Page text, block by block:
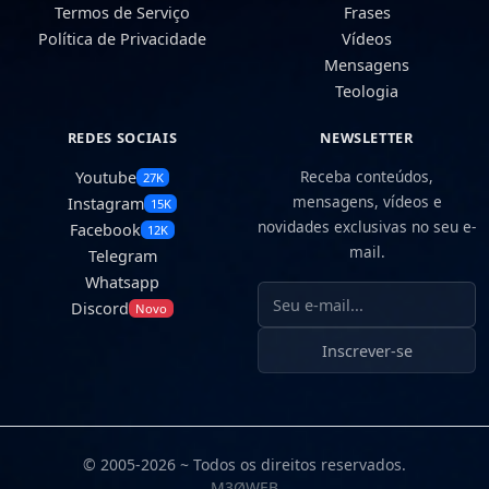
Termos de Serviço
Política de Privacidade
Frases
Vídeos
Mensagens
Teologia
REDES SOCIAIS
Youtube 27K
Instagram 15K
Facebook 12K
Telegram
Whatsapp
Discord Novo
NEWSLETTER
Receba conteúdos,
mensagens, vídeos e
novidades exclusivas no seu e-
mail.
Seu e-mail
Inscrever-se
© 2005-2026 ~ Todos os direitos reservados.